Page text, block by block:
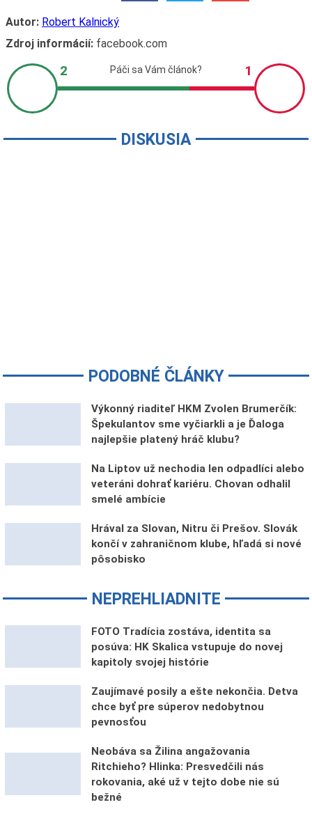
Autor: Robert Kalnický
Zdroj informácií:facebook.com
DISKUSIA
PODOBNÉ ČLÁNKY
Výkonný riaditeľ HKM Zvolen Brumerčík:
Špekulantov sme vyčiarkli a je Ďaloga
najlepšie platený hráč klubu?
Na Liptov už nechodia len odpadlíci alebo
veteráni dohrať kariéru. Chovan odhalil
smelé ambície
Hrával za Slovan, Nitru či Prešov. Slovák
končí v zahraničnom klube, hľadá si nové
pôsobisko
NEPREHLIADNITE
FOTO Tradícia zostáva, identita sa
posúva: HK Skalica vstupuje do novej
kapitoly svojej histórie
Zaujímavé posily a ešte nekončia. Detva
chce byť pre súperov nedobytnou
pevnosťou
Neobáva sa Žilina angažovania
Ritchieho? Hlinka: Presvedčili nás
rokovania, aké už v tejto dobe nie sú
bežné